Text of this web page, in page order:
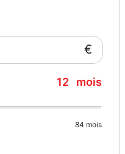
€
12 mois
84 mois